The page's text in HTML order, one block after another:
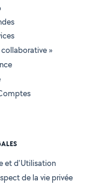
»
et d'Utilisation
de la vie privée